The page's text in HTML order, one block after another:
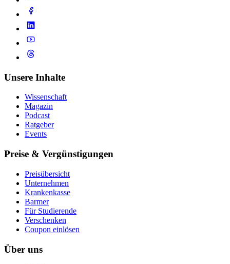
Unsere Inhalte
Wissenschaft
Magazin
Podcast
Ratgeber
Events
Preise & Vergünstigungen
Preisübersicht
Unternehmen
Krankenkasse
Barmer
Für Studierende
Ver­schen­ken
Coupon einlösen
Über uns